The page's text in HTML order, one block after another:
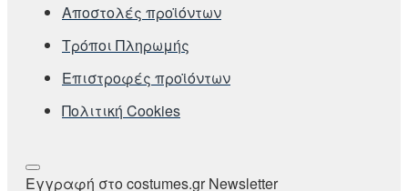
Αποστολές προϊόντων
Τρόποι Πληρωμής
Επιστροφές προϊόντων
Πολιτική Cookies
Εγγραφή στο costumes.gr Newsletter